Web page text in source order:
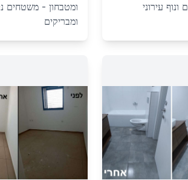
ונוף עירוני
ומטבחון - משטחים
ומבריקים